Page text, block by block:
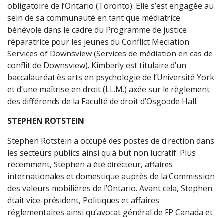
obligatoire de l’Ontario (Toronto). Elle s’est engagée au
sein de sa communauté en tant que médiatrice
bénévole dans le cadre du Programme de justice
réparatrice pour les jeunes du Conflict Mediation
Services of Downsview (Services de médiation en cas de
conflit de Downsview). Kimberly est titulaire d’un
baccalauréat ès arts en psychologie de l’Université York
et d’une maîtrise en droit (LL.M.) axée sur le règlement
des différends de la Faculté de droit d’Osgoode Hall.
STEPHEN ROTSTEIN
Stephen Rotstein a occupé des postes de direction dans
les secteurs publics ainsi qu’à but non lucratif. Plus
récemment, Stephen a été directeur, affaires
internationales et domestique auprès de la Commission
des valeurs mobilières de l’Ontario. Avant cela, Stephen
était vice-président, Politiques et affaires
réglementaires ainsi qu’avocat général de FP Canada et